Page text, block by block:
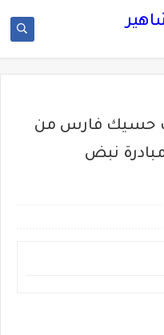
حسيك فارس من
نبض